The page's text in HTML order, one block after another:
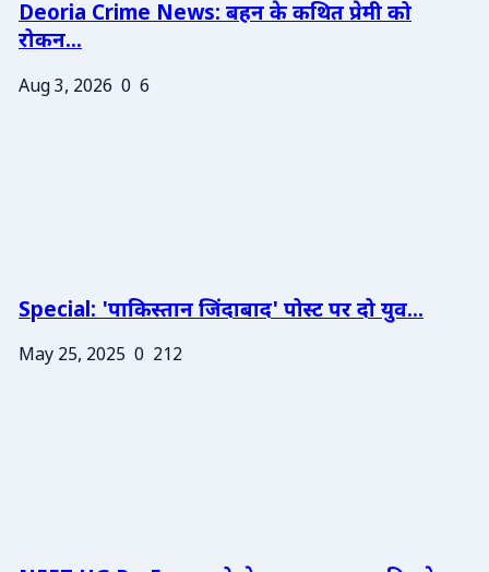
Deoria Crime News: बहन के कथित प्रेमी को
रोकन...
Aug 3, 2026 0 6
Special: 'पाकिस्तान जिंदाबाद' पोस्ट पर दो युव...
May 25, 2025 0 212